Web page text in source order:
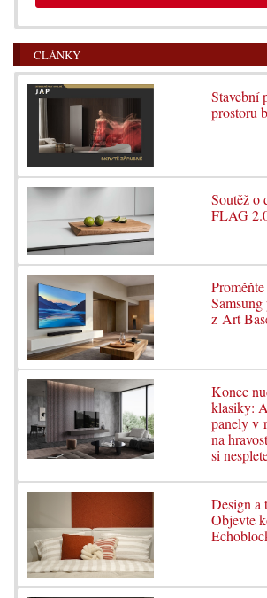
ČLÁNKY
Stavební
prostoru
Soutěž o
FLAG
z Art
Konec
klasiky:
panely v
na
si
Design a
Objevte